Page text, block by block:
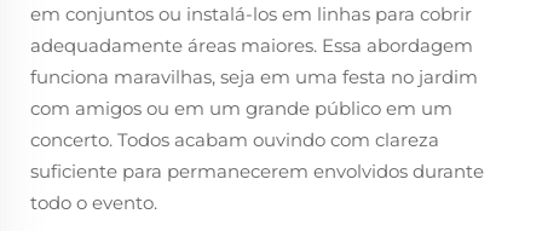
em conjuntos ou instalá-los em linhas para cobrir
adequadamente áreas maiores. Essa abordagem
funciona maravilhas, seja em uma festa no jardim
com amigos ou em um grande público em um
concerto. Todos acabam ouvindo com clareza
suficiente para permanecerem envolvidos durante
todo o evento.